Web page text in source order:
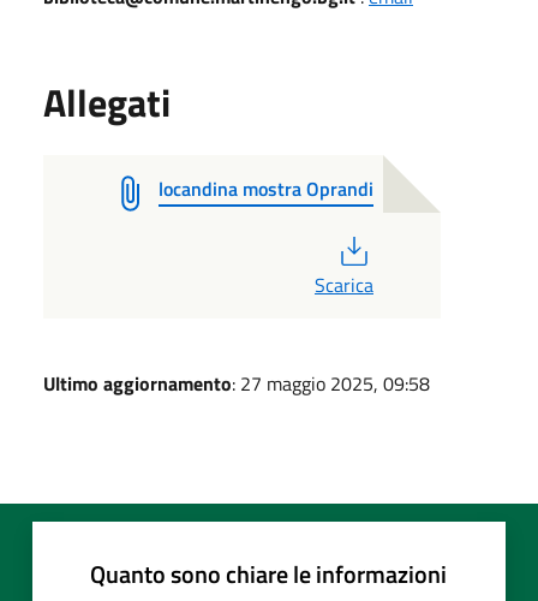
Allegati
locandina mostra Oprandi
Scarica
Ultimo aggiornamento: 27 maggio 2025, 09:58
Quanto sono chiare le informazioni